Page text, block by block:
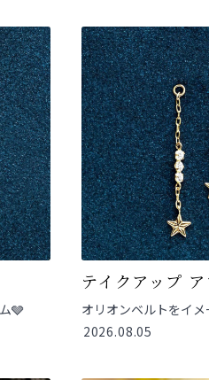
🩶
テイクアップ ア
オリオンベルトをイメ
2026.08.05